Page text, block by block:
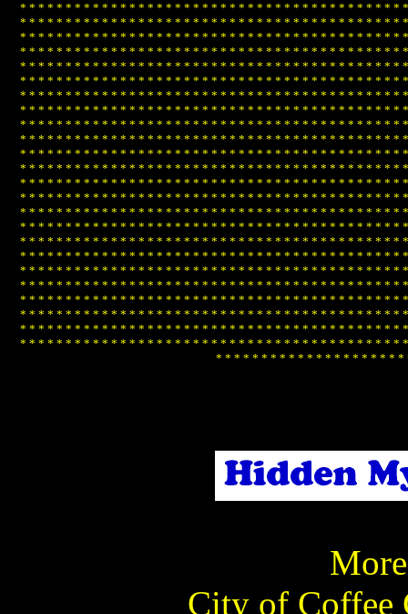
* * * * * * * * * * * * * * * * * * * * * * * * * * * * * * * * * * * * * * * * * *
* * * * * * * * * * * * * * * * * * * * * * * * * * * * * * * * * * * * * * * * * *
* * * * * * * * * * * * * * * * * * * * * * * * * * * * * * * * * * * * * * * * * *
* * * * * * * * * * * * * * * * * * * * * * * * * * * * * * * * * * * * * * * * * *
* * * * * * * * * * * * * * * * * * * * * * * * * * * * * * * * * * * * * * * * * *
* * * * * * * * * * * * * * * * * * * * * * * * * * * * * * * * * * * * * * * * * *
* * * * * * * * * * * * * * * * * * * * * * * * * * * * * * * * * * * * * * * * * *
* * * * * * * * * * * * * * * * * * * * * * * * * * * * * * * * * * * * * * * * * *
* * * * * * * * * * * * * * * * * * * * * * * * * * * * * * * * * * * * * * * * * *
* * * * * * * * * * * * * * * * * * * * * * * * * * * * * * * * * * * * * * * * * *
* * * * * * * * * * * * * * * * * * * * * * * * * * * * * * * * * * * * * * * * * *
* * * * * * * * * * * * * * * * * * * * * * * * * * * * * * * * * * * * * * * * * *
* * * * * * * * * * * * * * * * * * * * * * * * * * * * * * * * * * * * * * * * * *
* * * * * * * * * * * * * * * * * * * * * * * * * * * * * * * * * * * * * * * * * *
* * * * * * * * * * * * * * * * * * * * * * * * * * * * * * * * * * * * * * * * * *
* * * * * * * * * * * * * * * * * * * * * * * * * * * * * * * * * * * * * * * * * *
* * * * * * * * * * * * * * * * * * * * * * * * * * * * * * * * * * * * * * * * * *
* * * * * * * * * * * * * * * * * * * * * * * * * * * * * * * * * * * * * * * * * *
* * * * * * * * * * * * * * * * * * * * * * * * * * * * * * * * * * * * * * * * * *
* * * * * * * * * * * * * * * * * * * * * * * * * * * * * * * * * * * * * * * * * *
* * * * * * * * * * * * * * * * * * * * * * * * * * * * * * * * * * * * * * * * * *
* * * * * * * * * * * * * * * * * * * * * * * * * * * * * * * * * * * * * * * * * *
* * * * * * * * * * * * * * * * * * * * * * * * * * * * * * * * * * * * * * * * * *
* * * * * * * * * * * * * * * * * * * * * * * * * * * * * * * * * * * * * * * * * *
* * * * * * * * * * * * * * * * * * * * *
City of Coffee